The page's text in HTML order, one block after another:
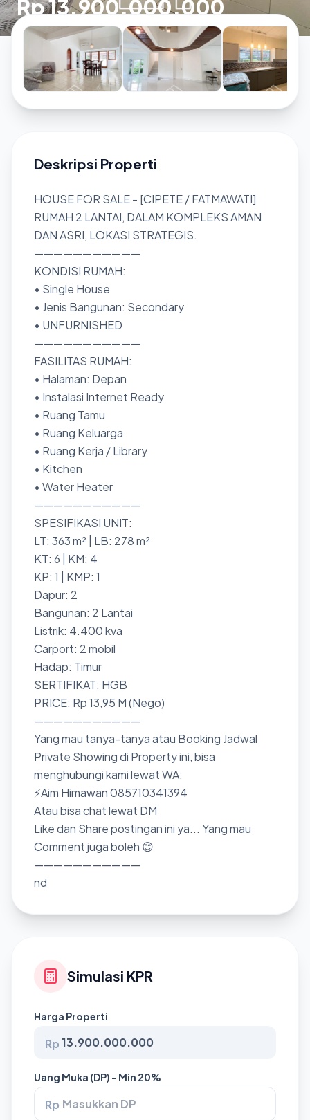
Rp 13.900.000.000
Deskripsi Properti
HOUSE FOR SALE - [CIPETE / FATMAWATI]
RUMAH 2 LANTAI, DALAM KOMPLEKS AMAN
DAN ASRI, LOKASI STRATEGIS.
———————————
KONDISI RUMAH:
• Single House
• Jenis Bangunan: Secondary
• UNFURNISHED
———————————
FASILITAS RUMAH:
• Halaman: Depan
• Instalasi Internet Ready
• Ruang Tamu
• Ruang Keluarga
• Ruang Kerja / Library
• Kitchen
• Water Heater
———————————
SPESIFIKASI UNIT:
LT: 363 m² | LB: 278 m²
KT: 6 | KM: 4
KP: 1 | KMP: 1
Dapur: 2
Bangunan: 2 Lantai
Listrik: 4.400 kva
Carport: 2 mobil
Hadap: Timur
SERTIFIKAT: HGB
PRICE: Rp 13,95 M (Nego)
———————————
Yang mau tanya-tanya atau Booking Jadwal
Private Showing di Property ini, bisa
menghubungi kami lewat WA:
⚡Aim Himawan 085710341394
Atau bisa chat lewat DM
Like dan Share postingan ini ya... Yang mau
Comment juga boleh 😊
———————————
nd
Simulasi KPR
Harga Properti
Rp
Uang Muka (DP) - Min 20%
Rp